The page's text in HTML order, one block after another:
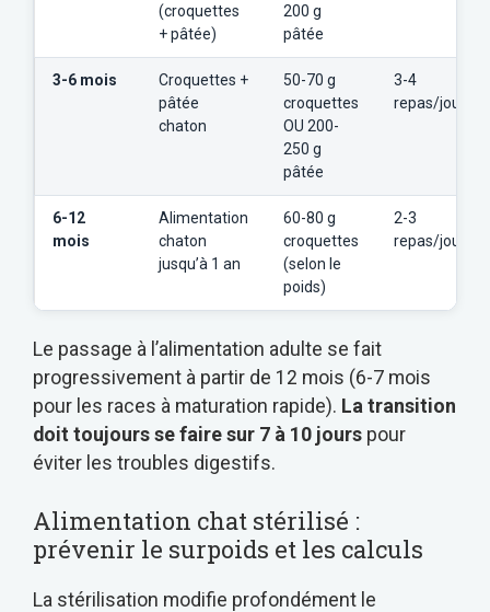
(croquettes
+ pâtée)
200 g
pâtée
3-6 mois
Croquettes +
pâtée
chaton
50-70 g
croquettes
OU 200-
250 g
pâtée
3-4
repas/jour
6-12
mois
Alimentation
chaton
jusqu’à 1 an
60-80 g
croquettes
(selon le
poids)
2-3
repas/jour
Le passage à l’alimentation adulte se fait
progressivement à partir de 12 mois (6-7 mois
pour les races à maturation rapide). La transition
doit toujours se faire sur 7 à 10 jours pour
éviter les troubles digestifs.
Alimentation chat stérilisé :
prévenir le surpoids et les calculs
La stérilisation modifie profondément le